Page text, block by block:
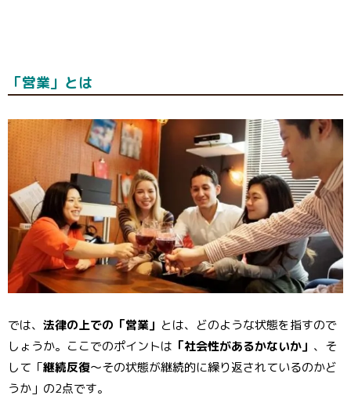
「営業」とは
では、 法律の上での「営業」 とは、どのような状態を指すので
しょうか。ここでのポイントは 「社会性があるかないか」 、そ
して「継続反復～その状態が継続的に繰り返されているのかど
うか」の2点です。